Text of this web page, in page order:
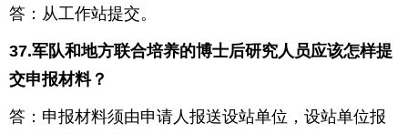
答：从工作站提交。
37.军队和地方联合培养的博士后研究人员应该怎样提
交申报材料？
答：申报材料须由申请人报送设站单位，设站单位报